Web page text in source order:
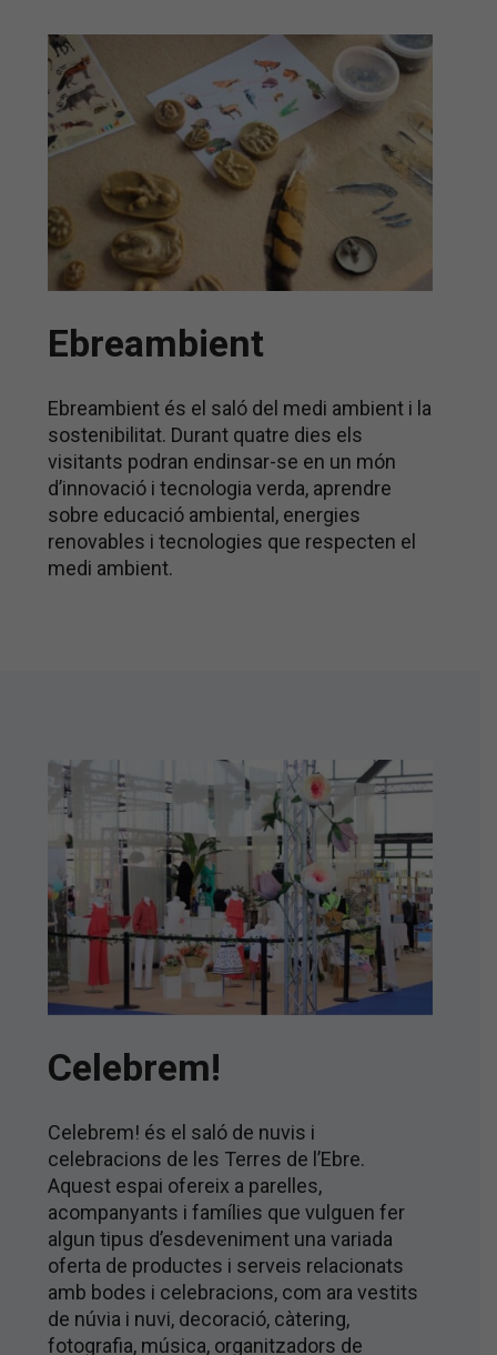
Ebreambient
Ebreambient és el saló del medi ambient i la
sostenibilitat. Durant quatre dies els
visitants podran endinsar-se en un món
d’innovació i tecnologia verda, aprendre
sobre educació ambiental, energies
renovables i tecnologies que respecten el
medi ambient.
Celebrem!
Celebrem! és el saló de nuvis i
celebracions de les Terres de l’Ebre.
Aquest espai ofereix a parelles,
acompanyants i famílies que vulguen fer
algun tipus d’esdeveniment una variada
oferta de productes i serveis relacionats
amb bodes i celebracions, com ara vestits
de núvia i nuvi, decoració, càtering,
fotografia, música, organitzadors de